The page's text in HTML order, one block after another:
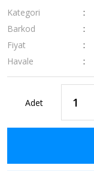
Kategori
Barkod
Fiyat
Havale
Adet